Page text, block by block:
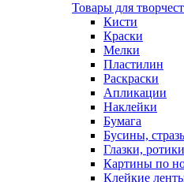
Товары для
Кисти
Краски
Мелки
Пластилин
Раскраски
Апликации
Наклейки
Бумага
Бусины,
Глазки,
Картины по
Клейкие